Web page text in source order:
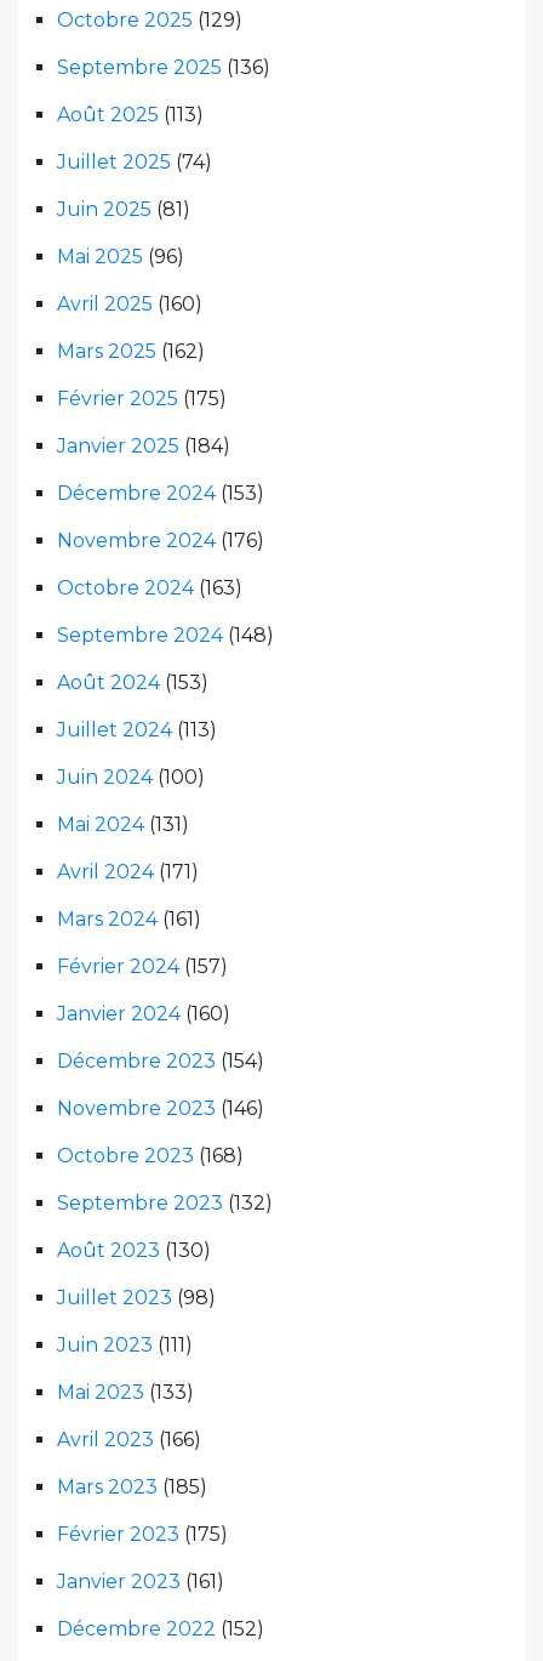
Octobre 2025 (129)
Septembre 2025 (136)
Août 2025 (113)
Juillet 2025 (74)
Juin 2025 (81)
Mai 2025 (96)
Avril 2025 (160)
Mars 2025 (162)
Février 2025 (175)
Janvier 2025 (184)
Décembre 2024(153)
Novembre 2024(176)
Octobre 2024(163)
Septembre 2024(148)
Août 2024(153)
Juillet 2024(113)
Juin 2024(100)
Mai 2024(131)
Avril 2024(171)
Mars 2024(161)
Février 2024(157)
Janvier 2024(160)
Décembre 2023 (154)
Novembre 2023 (146)
Octobre 2023 (168)
Septembre 2023 (132)
Août 2023 (130)
Juillet 2023 (98)
Juin 2023 (111)
Mai 2023 (133)
Avril 2023 (166)
Mars 2023 (185)
Février 2023 (175)
Janvier 2023 (161)
Décembre 2022 (152)